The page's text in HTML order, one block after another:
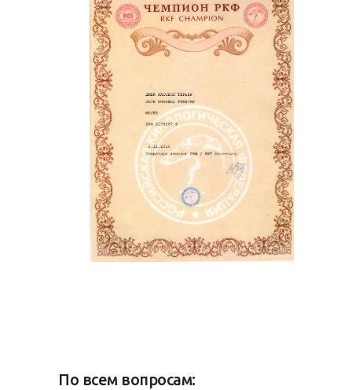
По всем вопросам: